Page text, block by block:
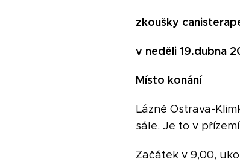
zkoušky
v neděli 19.dubna
Místo konání
Lázně Ostrava-
sále. Je to v
Začátek v 9,00,